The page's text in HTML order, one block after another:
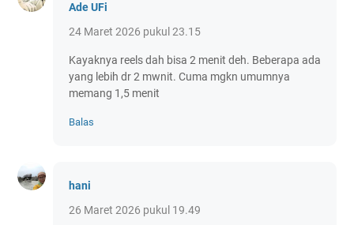
Ade UFi
24 Maret 2026 pukul 23.15
Kayaknya reels dah bisa 2 menit deh. Beberapa ada
yang lebih dr 2 mwnit. Cuma mgkn umumnya
memang 1,5 menit
Balas
hani
26 Maret 2026 pukul 19.49